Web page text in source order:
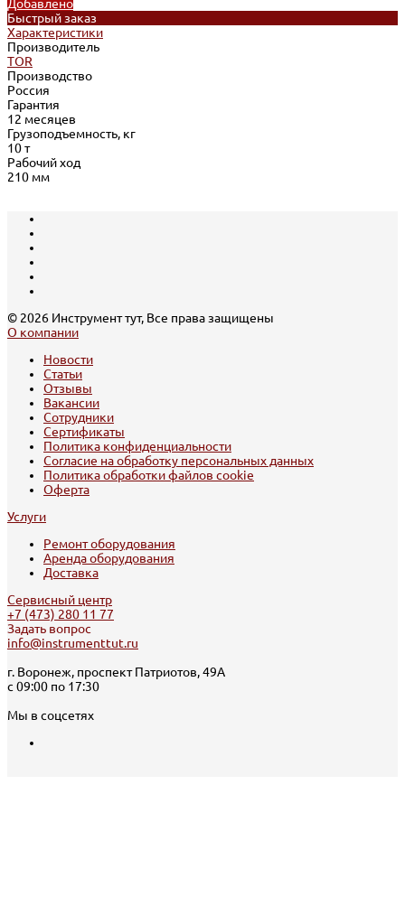
Добавлено
Быстрый заказ
Характеристики
Производитель
TOR
Производство
Россия
Гарантия
12 месяцев
Грузоподъемность, кг
10 т
Рабочий ход
210 мм
© 2026 Инструмент тут, Все права защищены
О компании
Новости
Статьи
Отзывы
Вакансии
Сотрудники
Сертификаты
Политика конфиденциальности
Согласие на обработку персональных данных
Политика обработки файлов cookie
Оферта
Услуги
Ремонт оборудования
Аренда оборудования
Доставка
Сервисный центр
+7 (473) 280 11 77
Задать вопрос
info@instrumenttut.ru
г. Воронеж, проспект Патриотов, 49А
с 09:00 по 17:30
Мы в соцсетях